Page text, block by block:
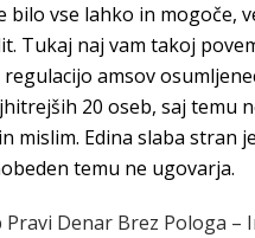
bilo vse lahko in mogoče,
Tukaj naj vam takoj
amsov
20 oseb, saj temu
mislim. Edina slaba stran
temu ne ugovarja.
Pravi Denar Brez Pologa –